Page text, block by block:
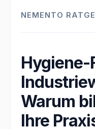
NEMENTO
Hygiene-
Warum
Ihre